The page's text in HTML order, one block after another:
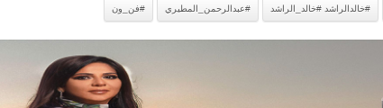
#خالدالراشد #خالد_الراشد #عبدالرحمن_المطيري #فن_ون